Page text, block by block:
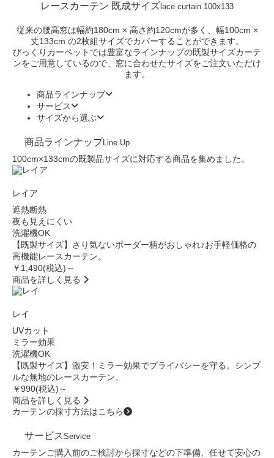
レースカーテン 既成サイズ lace curtain 100x133
従来の腰高窓は幅約180cm × 高さ約120cmが多く、幅100cm ×
丈133cm の2枚組サイズでカバーすることができます。
びっくりカーペットでは豊富なラインナップの既製サイズカーテ
ンをご用意しているので、窓に合わせたサイズをご注文いただけ
ます。
商品ラインナップ
サービス
サイズから選ぶ
商品ラインナップLine Up
100cm×133cmの既製品サイズに対応する商品を集めました。
レイア
遮熱断熱
夜も見えにくい
洗濯機OK
【既製サイズ】さり気ないボーダー柄がおしゃれ♪お手軽価格の
高機能レースカーテン。
￥1,490(税込)～
商品を詳しく見る
レイ
UVカット
ミラー効果
洗濯機OK
【既製サイズ】激安！ミラー効果でプライバシーを守る。シンプ
ルな無地のレースカーテン。
￥990(税込)～
商品を詳しく見る
カーテンの採寸方法はこちら
サービスService
カーテンご購入前のご検討から採寸などの下準備、任せて安心の